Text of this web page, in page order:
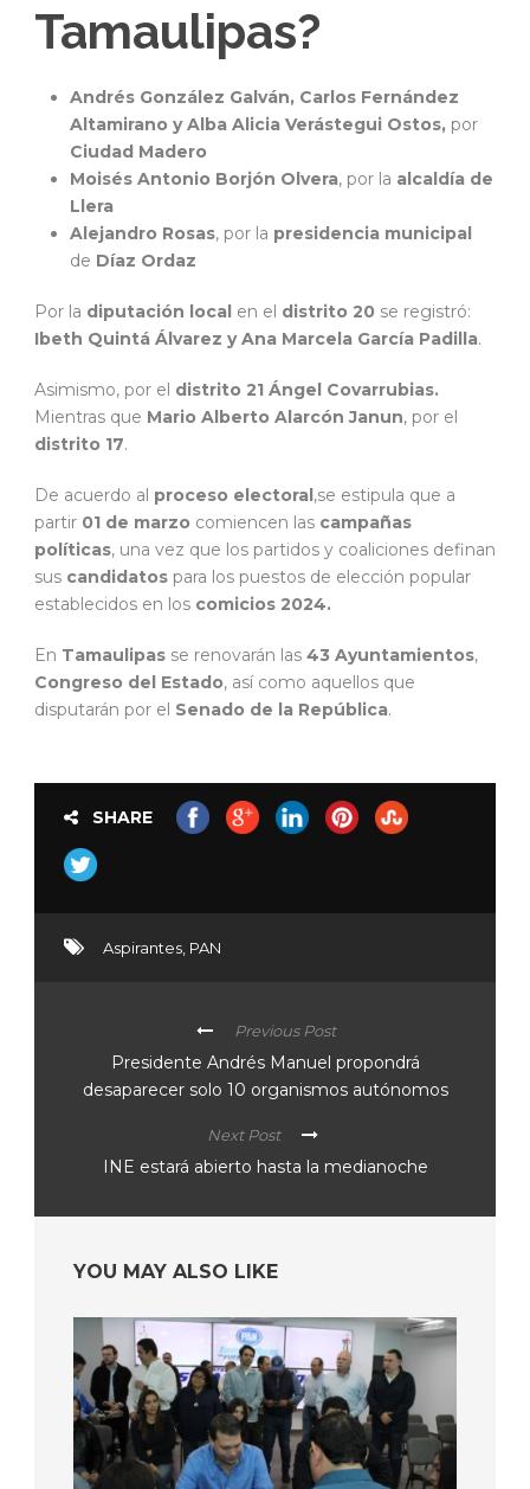
Tamaulipas?
Andrés González Galván, Carlos Fernández
Altamirano y Alba Alicia Verástegui Ostos, por
Ciudad Madero
Moisés Antonio Borjón Olvera, por la alcaldía de
Llera
Alejandro Rosas, por la presidencia municipal
de Díaz Ordaz
Por la diputación local en el distrito 20 se registró:
Ibeth Quintá Álvarez y Ana Marcela García Padilla.
Asimismo, por el distrito 21 Ángel Covarrubias.
Mientras que Mario Alberto Alarcón Janun, por el
distrito 17.
De acuerdo al proceso electoral,se estipula que a
partir 01 de marzo comiencen las campañas
políticas, una vez que los partidos y coaliciones definan
sus candidatos para los puestos de elección popular
establecidos en los comicios 2024.
En Tamaulipas se renovarán las 43 Ayuntamientos,
Congreso del Estado, así como aquellos que
disputarán por el Senado de la República.
SHARE
Aspirantes PAN
Previous Post
Presidente Andrés Manuel propondrá
desaparecer solo 10 organismos autónomos
Next Post
INE estará abierto hasta la medianoche
YOU MAY ALSO LIKE